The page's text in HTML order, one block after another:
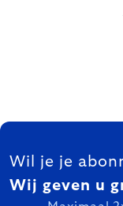
FOOTER
Wil je je
Wij geven u